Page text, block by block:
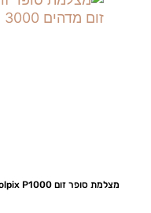
מצלמת סופר זום Nikon Coolpix P1000 עם זום מדהים 3000